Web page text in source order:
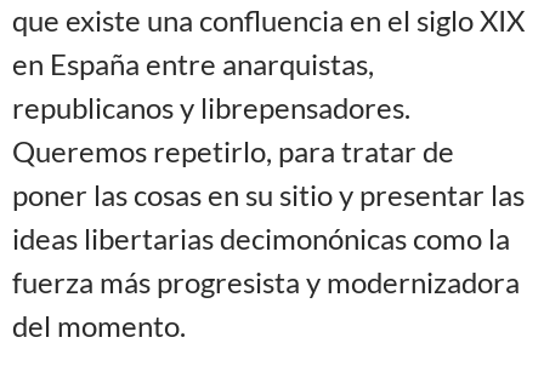
que existe una confluencia en el siglo XIX
en España entre anarquistas,
republicanos y librepensadores.
Queremos repetirlo, para tratar de
poner las cosas en su sitio y presentar las
ideas libertarias decimonónicas como la
fuerza más progresista y modernizadora
del momento.